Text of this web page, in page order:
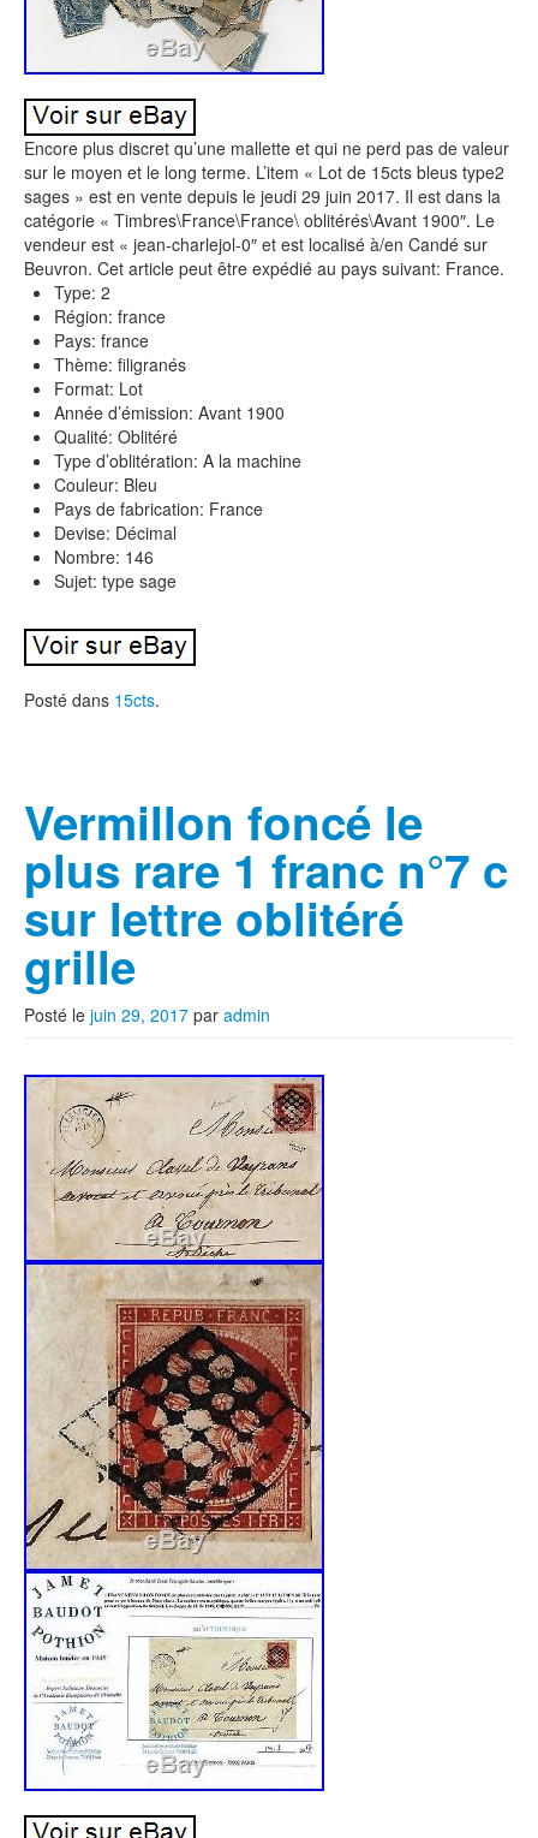
Encore plus discret qu’une mallette et qui ne perd pas de valeur
sur le moyen et le long terme. L’item « Lot de 15cts bleus type2
sages » est en vente depuis le jeudi 29 juin 2017. Il est dans la
catégorie « Timbres\France\France\ oblitérés\Avant 1900″. Le
vendeur est « jean-charlejol-0″ et est localisé à/en Candé sur
Beuvron. Cet article peut être expédié au pays suivant: France.
Type: 2
Région: france
Pays: france
Thème: filigranés
Format: Lot
Année d’émission: Avant 1900
Qualité: Oblitéré
Type d’oblitération: A la machine
Couleur: Bleu
Pays de fabrication: France
Devise: Décimal
Nombre: 146
Sujet: type sage
Posté dans 15cts.
Vermillon foncé le
plus rare 1 franc n°7 c
sur lettre oblitéré
grille
Posté le juin 29, 2017 par admin